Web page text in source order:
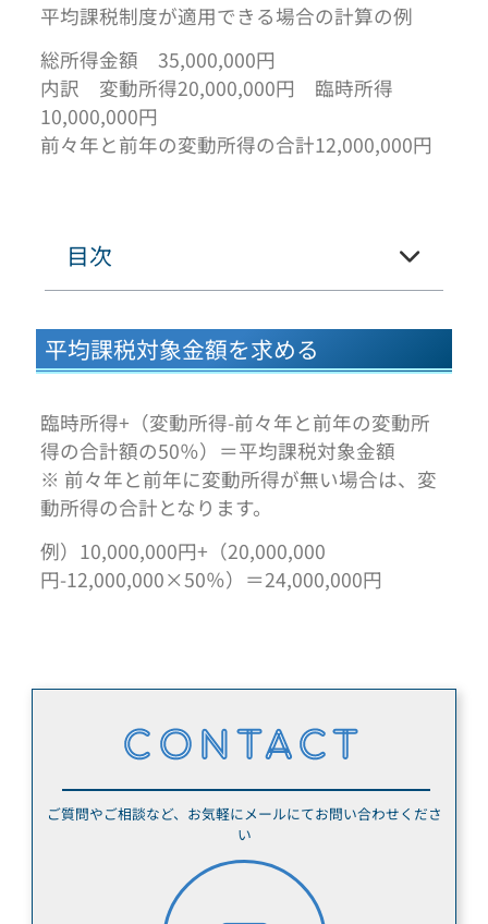
平均課税制度が適用できる場合の計算の例
総所得金額 35,000,000円
内訳 変動所得20,000,000円 臨時所得
10,000,000円
前々年と前年の変動所得の合計12,000,000円
目次
平均課税対象金額を求める
臨時所得+（変動所得-前々年と前年の変動所
得の合計額の50％）＝平均課税対象金額
※ 前々年と前年に変動所得が無い場合は、変
動所得の合計となります。
例）10,000,000円+（20,000,000
円-12,000,000×50％）＝24,000,000円
CONTACT
ご質問やご相談など、お気軽にメールにてお問い合わせくださ
い